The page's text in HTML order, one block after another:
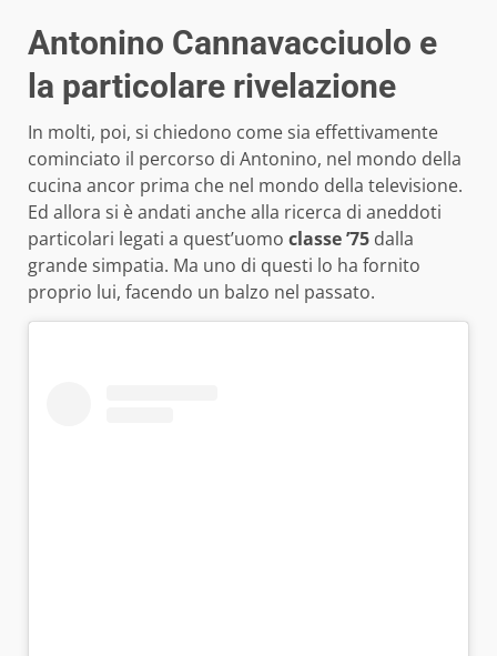
Antonino Cannavacciuolo e
la particolare rivelazione
In molti, poi, si chiedono come sia effettivamente
cominciato il percorso di Antonino, nel mondo della
cucina ancor prima che nel mondo della televisione.
Ed allora si è andati anche alla ricerca di aneddoti
particolari legati a quest’uomo classe ’75 dalla
grande simpatia. Ma uno di questi lo ha fornito
proprio lui, facendo un balzo nel passato.